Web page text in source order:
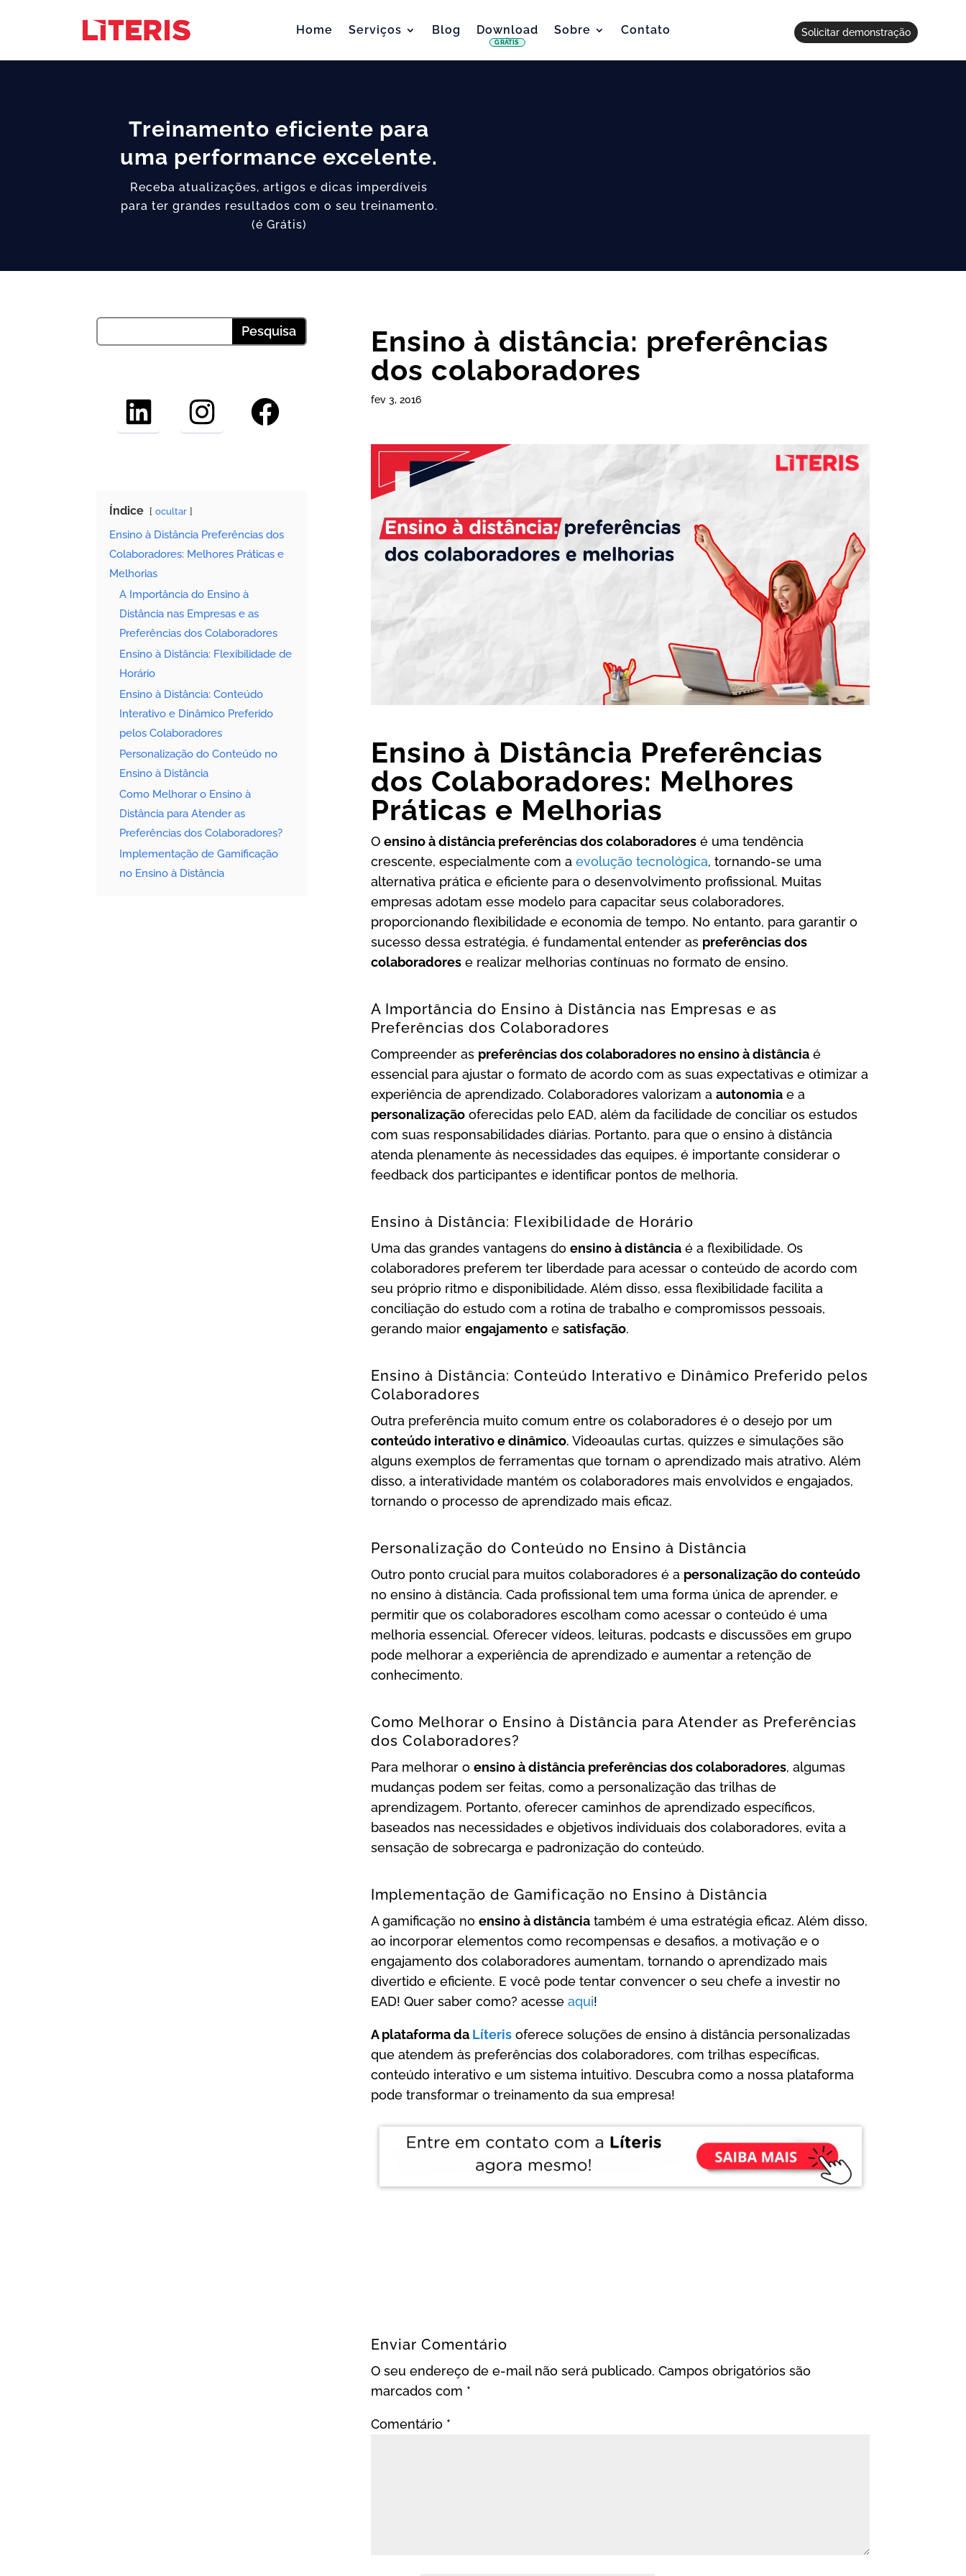
Solicitar demonstração
Home Serviços Blog Download
GRÁTIS
Sobre Contato
Treinamento eficiente para
uma performance excelente.
Receba atualizações, artigos e dicas imperdíveis
para ter grandes resultados com o seu treinamento.
(é Grátis)
Ensino à distância: preferências
dos colaboradores
fev 3, 2016
Ensino à Distância Preferências
dos Colaboradores: Melhores
Práticas e Melhorias
Oensino à distância preferências dos colaboradores é uma tendência
crescente, especialmente com a evolução tecnológica, tornando-se uma
alternativa prática e eficiente para o desenvolvimento profissional. Muitas
empresas adotam esse modelo para capacitar seus colaboradores,
proporcionando flexibilidade e economia de tempo. No entanto, para garantir o
sucesso dessa estratégia, é fundamental entender as preferências dos
colaboradores e realizar melhorias contínuas no formato de ensino.
A Importância do Ensino à Distância nas Empresas e as
Preferências dos Colaboradores
Compreender as preferências dos colaboradores no ensino à distância é
essencial para ajustar o formato de acordo com as suas expectativas e otimizar a
experiência de aprendizado. Colaboradores valorizam aautonomia e a
personalização oferecidas pelo EAD, além da facilidade de conciliar os estudos
com suas responsabilidades diárias. Portanto, para que o ensino à distância
atenda plenamente às necessidades das equipes, é importante considerar o
feedback dos participantes e identificar pontos de melhoria.
Ensino à Distância: Flexibilidade de Horário
Uma das grandes vantagens doensino à distância é a flexibilidade. Os
colaboradores preferem ter liberdade para acessar o conteúdo de acordo com
seu próprio ritmo e disponibilidade. Além disso, essa flexibilidade facilita a
conciliação do estudo com a rotina de trabalho e compromissos pessoais,
gerando maiorengajamento esatisfação.
Ensino à Distância: Conteúdo Interativo e Dinâmico Preferido pelos
Colaboradores
Outra preferência muito comum entre os colaboradores é o desejo por um
conteúdo interativo e dinâmico. Videoaulas curtas, quizzes e simulações são
alguns exemplos de ferramentas que tornam o aprendizado mais atrativo. Além
disso, a interatividade mantém os colaboradores mais envolvidos e engajados,
tornando o processo de aprendizado mais eficaz.
Personalização do Conteúdo no Ensino à Distância
Outro ponto crucial para muitos colaboradores é a personalização do conteúdo
no ensino à distância. Cada profissional tem uma forma única de aprender, e
permitir que os colaboradores escolham como acessar o conteúdo é uma
melhoria essencial. Oferecer vídeos, leituras, podcasts e discussões em grupo
pode melhorar a experiência de aprendizado e aumentar a retenção de
conhecimento.
Como Melhorar o Ensino à Distância para Atender as Preferências
dos Colaboradores?
Para melhorar oensino à distância preferências dos colaboradores, algumas
mudanças podem ser feitas, como a personalização das trilhas de
aprendizagem. Portanto, oferecer caminhos de aprendizado específicos,
baseados nas necessidades e objetivos individuais dos colaboradores, evita a
sensação de sobrecarga e padronização do conteúdo.
Implementação de Gamificação no Ensino à Distância
A gamificação noensino à distância também é uma estratégia eficaz. Além disso,
ao incorporar elementos como recompensas e desafios, a motivação e o
engajamento dos colaboradores aumentam, tornando o aprendizado mais
divertido e eficiente. E você pode tentar convencer o seu chefe a investir no
EAD! Quer saber como? acesseaqui!
A plataforma da Líteris oferece soluções de ensino à distância personalizadas
que atendem às preferências dos colaboradores, com trilhas específicas,
conteúdo interativo e um sistema intuitivo. Descubra como a nossa plataforma
pode transformar o treinamento da sua empresa!
Enviar Comentário
O seu endereço de e-mail não será publicado. Campos obrigatórios são
marcados com *
Comentário *
LinkedInInstagramFacebook
Índice ocultar
Ensino à Distância Preferências dos
Colaboradores: Melhores Práticas e
Melhorias
A Importância do Ensino à
Distância nas Empresas e as
Preferências dos Colaboradores
Ensino à Distância: Flexibilidade de
Horário
Ensino à Distância: Conteúdo
Interativo e Dinâmico Preferido
pelos Colaboradores
Personalização do Conteúdo no
Ensino à Distância
Como Melhorar o Ensino à
Distância para Atender as
Preferências dos Colaboradores?
Implementação de Gamificação
no Ensino à Distância